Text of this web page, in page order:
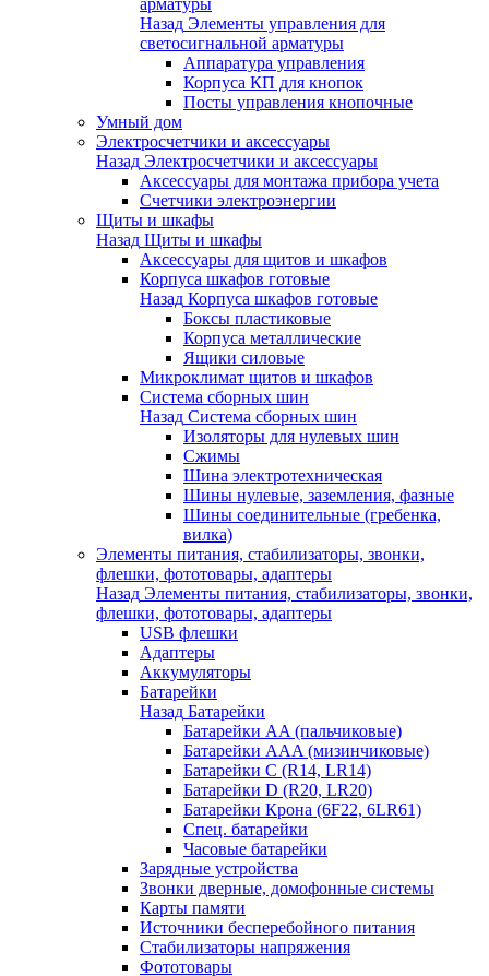
арматуры
Назад Элементы управления для
светосигнальной арматуры
Аппаратура управления
Корпуса КП для кнопок
Посты управления кнопочные
Умный дом
Электросчетчики и аксессуары
Назад Электросчетчики и аксессуары
Аксессуары для монтажа прибора учета
Счетчики электроэнергии
Щиты и шкафы
Назад Щиты и шкафы
Аксессуары для щитов и шкафов
Корпуса шкафов готовые
Назад Корпуса шкафов готовые
Боксы пластиковые
Корпуса металлические
Ящики силовые
Микроклимат щитов и шкафов
Система сборных шин
Назад Система сборных шин
Изоляторы для нулевых шин
Сжимы
Шина электротехническая
Шины нулевые, заземления, фазные
Шины соединительные (гребенка,
вилка)
Элементы питания, стабилизаторы, звонки,
флешки, фототовары, адаптеры
Назад Элементы питания, стабилизаторы, звонки,
флешки, фототовары, адаптеры
USB флешки
Адаптеры
Аккумуляторы
Батарейки
Назад Батарейки
Батарейки AA (пальчиковые)
Батарейки AAA (мизинчиковые)
Батарейки C (R14, LR14)
Батарейки D (R20, LR20)
Батарейки Крона (6F22, 6LR61)
Спец. батарейки
Часовые батарейки
Зарядные устройства
Звонки дверные, домофонные системы
Карты памяти
Источники бесперебойного питания
Стабилизаторы напряжения
Фототовары